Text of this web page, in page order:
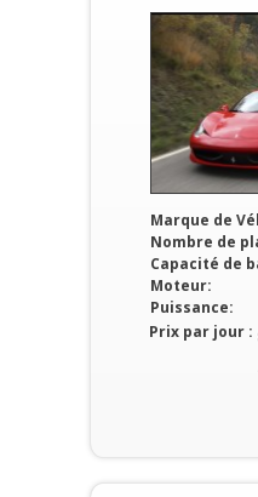
Marque de
Nombre de
Capacité de
Moteur:
Puissance:
Prix par jour :